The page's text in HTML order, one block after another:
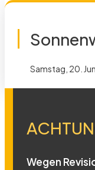
Samstag, 20.
Wegen